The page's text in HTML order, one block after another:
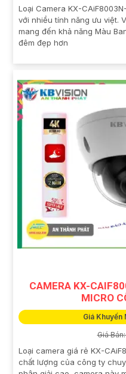
Loại Camera KX-
với nhiều tính năng ưu việt.
mang đến khả năng Màu
đêm đẹp hơn
CAMERA KX-
MICRO
Giá Khuyến
Giá
Loại camera giá rẻ KX-
chất lượng của công ty